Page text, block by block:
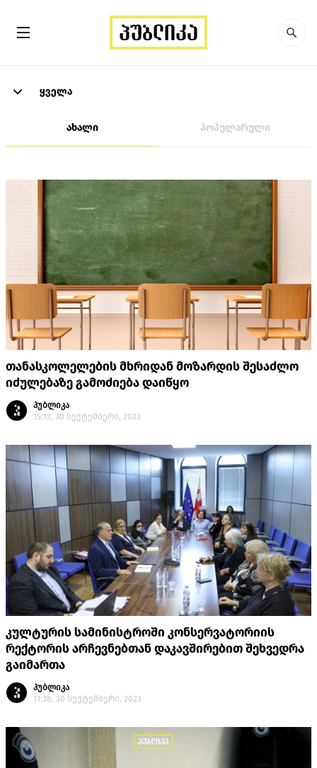
ყველა
ახალი პოპულარული
თანასკოლელების მხრიდან მოზარდის შესაძლო
იძულებაზე გამოძიება დაიწყო
პუბლიკა
15:12, 30 სექტემბერი, 2023
კულტურის სამინისტროში კონსერვატორიის
რექტორის არჩევნებთან დაკავშირებით შეხვედრა
გაიმართა
პუბლიკა
11:38, 30 სექტემბერი, 2023